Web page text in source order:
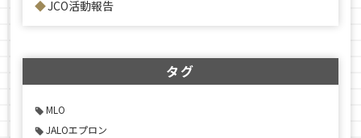
JCO活動報告
タグ
MLO
JALOエプロン